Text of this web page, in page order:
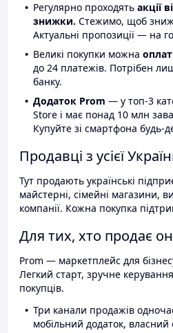
Регулярно проходять акції
знижки. Стежимо, щоб
Актуальні пропозиції — на
Великі покупки можна
до 24 платежів. Потрібен
банку.
Додаток Prom — у топ-3
Store і має понад 10 млн
Купуйте зі смартфона будь-
Продавці з усієї
Тут продають українські
майстерні, сімейні магазини,
компанії. Кожна покупка
Для тих, хто продає
Prom — маркетплейс для
Легкий старт, зручне
покупців.
Три канали продажів
мобільний додаток, власний